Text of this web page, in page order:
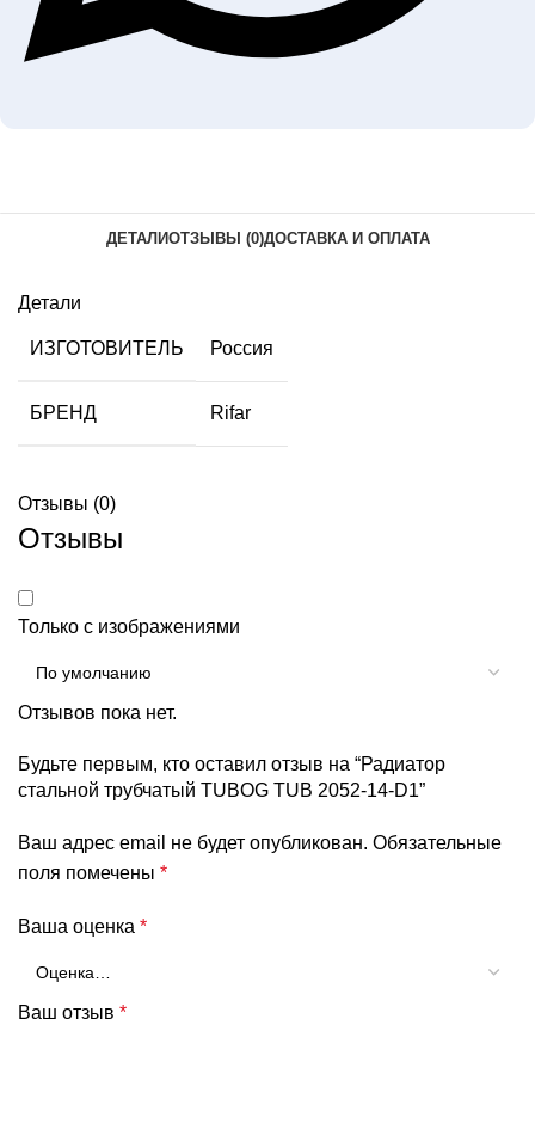
ДЕТАЛИОТЗЫВЫ (0)ДОСТАВКА И ОПЛАТА
Детали
ИЗГОТОВИТЕЛЬ Россия
БРЕНД Rifar
Отзывы (0)
Отзывы
Только с изображениями
Отзывов пока нет.
Будьте первым, кто оставил отзыв на “Радиатор
стальной трубчатый TUBOG TUB 2052-14-D1”
Ваш адрес email не будет опубликован. Обязательные
поля помечены *
Ваша оценка *
Ваш отзыв *